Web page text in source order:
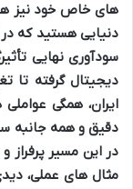
های خاص خود نیز
دنیایی هستید که
سودآوری نهایی
دیجیتال گرفته تا
ایران، همگی
دقیق و همه جانبه
در این مسیر پرفراز
مثال های عملی،